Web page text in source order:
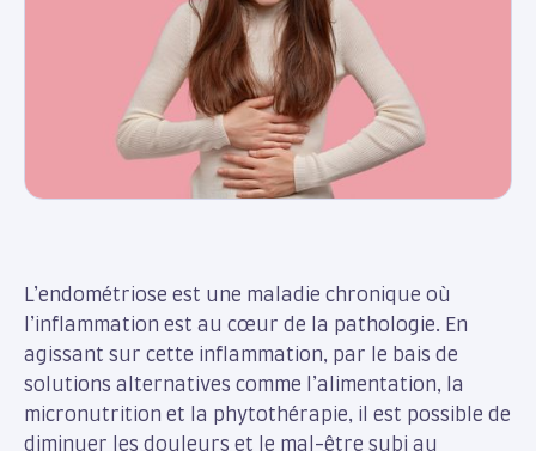
L’endométriose est une maladie chronique où
l’inflammation est au cœur de la pathologie. En
agissant sur cette inflammation, par le bais de
solutions alternatives comme l’alimentation, la
micronutrition et la phytothérapie, il est possible de
diminuer les douleurs et le mal-être subi au